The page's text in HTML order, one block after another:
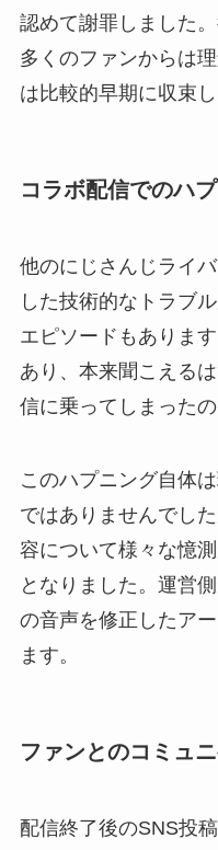
認めて謝罪しました
多くのファンからは
は比較的早期に収束し
コラボ配信でのハ
他のにじさんじライ
した技術的なトラブ
エピソードもありま
あり、本来聞こえる
信に乗ってしまったの
このハプニング自体
ではありませんでし
容について様々な憶
となりました。運営
の音声を修正したア
ます。
ファンとのコミュ
配信終了後のSNS投